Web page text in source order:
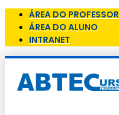
ÁREA DO PROFESSOR
ÁREA DO ALUNO
INTRANET